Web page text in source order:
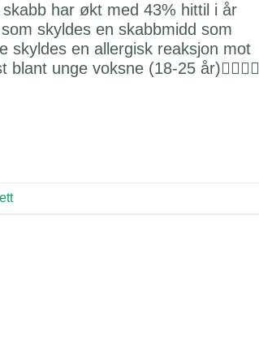
har økt med 43% hittil i år
skyldes en skabbmidd som
skyldes en allergisk reaksjon mot
unge voksne (18-25 år)👱‍♀️👱‍♂️